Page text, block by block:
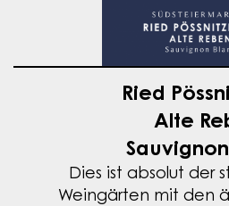
Ried
Alte
Dies ist absolut der
Weingärten mit den